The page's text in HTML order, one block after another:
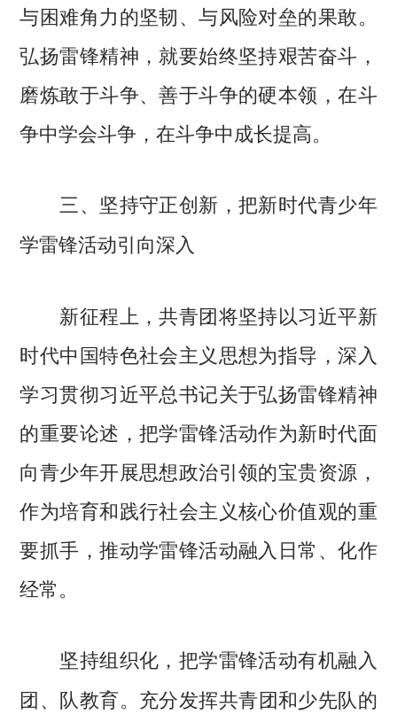
与困难角力的坚韧、与风险对垒的果敢。
弘扬雷锋精神，就要始终坚持艰苦奋斗，
磨炼敢于斗争、善于斗争的硬本领，在斗
争中学会斗争，在斗争中成长提高。
三、坚持守正创新，把新时代青少年
学雷锋活动引向深入
新征程上，共青团将坚持以习近平新
时代中国特色社会主义思想为指导，深入
学习贯彻习近平总书记关于弘扬雷锋精神
的重要论述，把学雷锋活动作为新时代面
向青少年开展思想政治引领的宝贵资源，
作为培育和践行社会主义核心价值观的重
要抓手，推动学雷锋活动融入日常、化作
经常。
坚持组织化，把学雷锋活动有机融入
团、队教育。 充分发挥共青团和少先队的